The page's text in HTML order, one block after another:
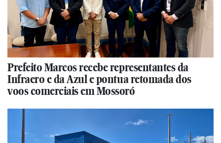
Prefeito Marcos recebe representantes da
Infraero e da Azul e pontua retomada dos
voos comerciais em Mossoró